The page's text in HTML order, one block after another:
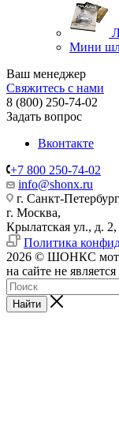
Мини
Ваш менеджер
Свяжитесь с нами
8 (800) 250-74-02
Задать вопрос
Вконтакте
+7 800 250-74-02
info@shonx.ru
г. Санкт-
г. Москва,
Крылатская ул., д.
Политика
2026 © ШОНКС
на сайте не
Найти